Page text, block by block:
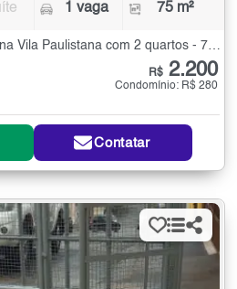
1 vaga 75 m²
Casa Térrea para Alugar na Vila Paulistana com 2 quartos - 75 m²
R$ 2.200
Condomínio: R$ 280
Contatar